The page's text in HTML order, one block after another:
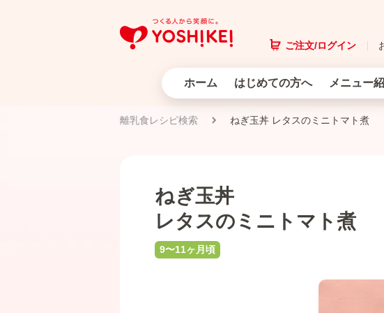
ご注文/ログイン
ホーム はじめての方へ メニュー
離乳食レシピ検索 ねぎ玉丼 レタスのミニトマト煮
ねぎ玉丼
レタスのミニトマト煮
9〜11ヶ月頃